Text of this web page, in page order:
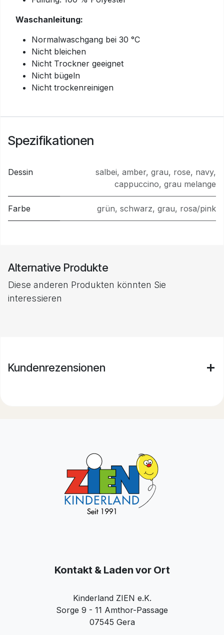
Waschanleitung:
Normalwaschgang bei 30 °C
Nicht bleichen
Nicht Trockner geeignet
Nicht bügeln
Nicht trockenreinigen
Spezifikationen
Dessin salbei, amber, grau, rose, navy,
cappuccino, grau melange
Farbe grün, schwarz, grau, rosa/pink
Alternative Produkte
Diese anderen Produkten könnten Sie
interessieren
Kundenrezensionen
Kontakt & Laden vor Ort
Kinderland ZIEN e.K.
Sorge 9 - 11 Amthor-Passage
07545 Gera